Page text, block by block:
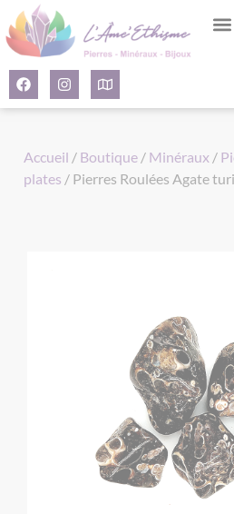
Accueil / Boutique / Minéraux /
plates / Pierres Roulées Agate
Panneau de gestion des cookies